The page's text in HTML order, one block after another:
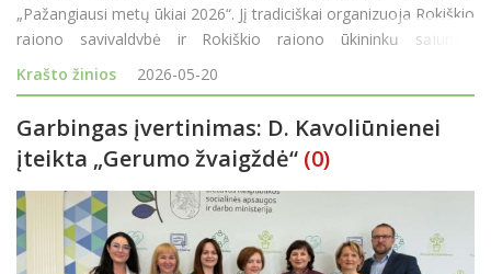
„Pažangiausi metų ūkiai 2026“. Jį tradiciškai organizuoja Rokiškio
rajono savivaldybė ir Rokiškio rajono ūkininkų sąjunga.
Konkursas šiais metais vyks 31-ąjį kartą. Kartu patvirtinti
Krašto žinios 2026-05-20
Garbingas įvertinimas: D. Kavoliūnienei
įteikta „Gerumo žvaigždė“ (0)